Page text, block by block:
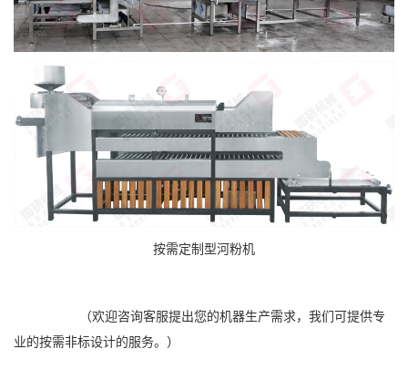
按需定制型河粉机
（欢迎咨询客服提出您的机器生产需求，我们可提供专
业的按需非标设计的服务。）